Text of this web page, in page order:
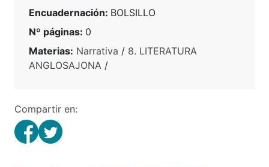
Encuadernación: BOLSILLO
Nº páginas: 0
Materias: Narrativa / 8. LITERATURA
ANGLOSAJONA /
Compartir en: